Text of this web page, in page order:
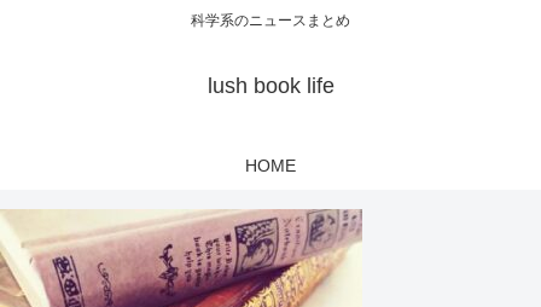
科学系のニュースまとめ
lush book life
HOME